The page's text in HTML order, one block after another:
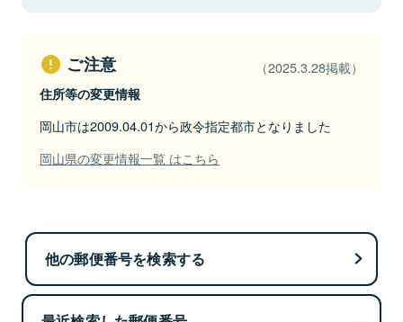
ご注意 （2025.3.28掲載）
住所等の変更情報
岡山市は2009.04.01から政令指定都市となりました
岡山県の変更情報一覧 はこちら
他の郵便番号を検索する